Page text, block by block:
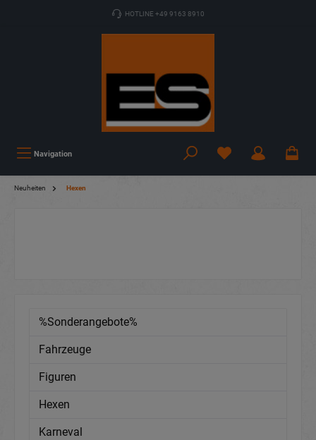
HOTLINE +49 9163 8910
Navigation
Neuheiten Hexen
%Sonderangebote%
Fahrzeuge
Figuren
Hexen
Karneval